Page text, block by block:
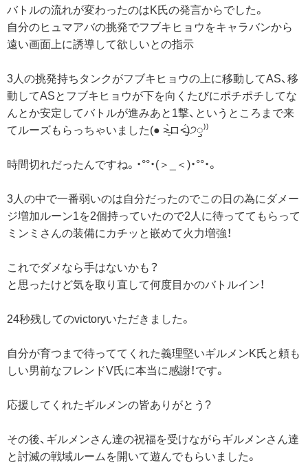
バトルの流れが変わったのはK氏の発言からでした。
自分のヒュマアバの挑発でフブキヒョウをキャラバンから
遠い画面上に誘導して欲しいとの指示
3人の挑発持ちタンクがフブキヒョウの上に移動してAS、移
動してASとフブキヒョウが下を向くたびにポチポチしてな
んとか安定してバトルが進みあと1撃、というところまで来
てルーズもらっちゃいました(● ˃̶͈̀ロ˂̶͈́)੭ꠥ⁾⁾
時間切れだったんですね。・°°・(＞_＜)・°°・。
3人の中で一番弱いのは自分だったのでこの日の為にダメー
ジ増加ルーン1を2個持っていたので2人に待っててもらって
ミンミさんの装備にカチッと嵌めて火力増強！
これでダメなら手はないかも？
と思ったけど気を取り直して何度目かのバトルイン！
24秒残してのvictoryいただきました。
自分が育つまで待っててくれた義理堅いギルメンK氏と頼も
しい男前なフレンドV氏に本当に感謝！です。
応援してくれたギルメンの皆ありがとう?
その後、ギルメンさん達の祝福を受けながらギルメンさん達
と討滅の戦域ルームを開いて遊んでもらいました。